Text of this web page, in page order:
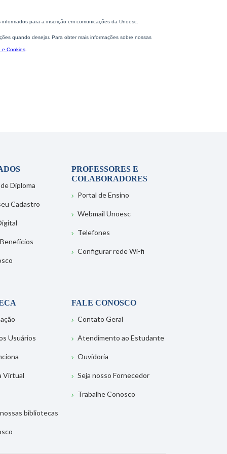
Diploma
Cadastro
PROFESSORES E
COLABORADORES
Portal de Ensino
Webmail Unoesc
Telefones
Configurar rede Wi-fi
Usuários
Virtual
bibliotecas
FALE CONOSCO
Contato Geral
Atendimento ao Estudante
Ouvidoria
Seja nosso Fornecedor
Trabalhe Conosco